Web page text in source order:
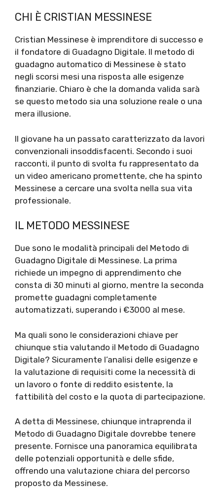
CHI È CRISTIAN MESSINESE
Cristian Messinese è imprenditore di successo e
il fondatore di Guadagno Digitale. Il metodo di
guadagno automatico di Messinese è stato
negli scorsi mesi una risposta alle esigenze
finanziarie. Chiaro è che la domanda valida sarà
se questo metodo sia una soluzione reale o una
mera illusione.
Il giovane ha un passato caratterizzato da lavori
convenzionali insoddisfacenti. Secondo i suoi
racconti, il punto di svolta fu rappresentato da
un video americano promettente, che ha spinto
Messinese a cercare una svolta nella sua vita
professionale.
IL METODO MESSINESE
Due sono le modalità principali del Metodo di
Guadagno Digitale di Messinese. La prima
richiede un impegno di apprendimento che
consta di 30 minuti al giorno, mentre la seconda
promette guadagni completamente
automatizzati, superando i €3000 al mese.
Ma quali sono le considerazioni chiave per
chiunque stia valutando il Metodo di Guadagno
Digitale? Sicuramente l’analisi delle esigenze e
la valutazione di requisiti come la necessità di
un lavoro o fonte di reddito esistente, la
fattibilità del costo e la quota di partecipazione.
A detta di Messinese, chiunque intraprenda il
Metodo di Guadagno Digitale dovrebbe tenere
presente. Fornisce una panoramica equilibrata
delle potenziali opportunità e delle sfide,
offrendo una valutazione chiara del percorso
proposto da Messinese.